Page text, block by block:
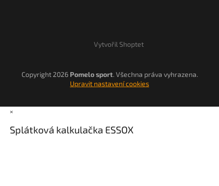
Vytvořil Shoptet
Copyright 2026 Pomelo sport. Všechna práva vyhrazena.
Upravit nastavení cookies
×
Splátková kalkulačka ESSOX